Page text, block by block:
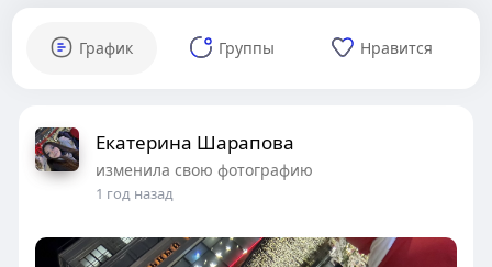
График Группы Нравится
Екатерина Шарапова
изменила свою фотографию
1 год назад